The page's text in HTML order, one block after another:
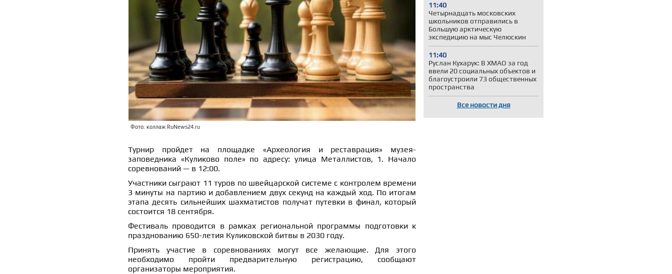
11:40
Четырнадцать московских
школьников отправились в
Большую арктическую
экспедицию на мыс Челюскин
11:40
Руслан Кухарук: В ХМАО за год
ввели 20 социальных объектов и
благоустроили 73 общественных
пространства
Все новости дня
Фото: коллаж RuNews24.ru
Турнир пройдет на площадке «Археология и реставрация» музея-
заповедника «Куликово поле» по адресу: улица Металлистов, 1. Начало
соревнований — в 12:00.
Участники сыграют 11 туров по швейцарской системе с контролем времени
3 минуты на партию и добавлением двух секунд на каждый ход. По итогам
этапа десять сильнейших шахматистов получат путевки в финал, который
состоится 18 сентября.
Фестиваль проводится в рамках региональной программы подготовки к
празднованию 650-летия Куликовской битвы в 2030 году.
Принять участие в соревнованиях могут все желающие. Для этого
необходимо пройти предварительную регистрацию, сообщают
организаторы мероприятия.